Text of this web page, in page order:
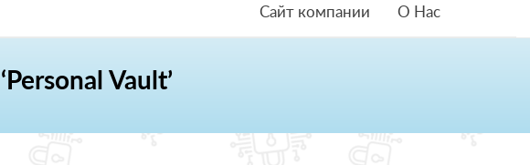
Сайт компании О Нас
‘Personal Vault’